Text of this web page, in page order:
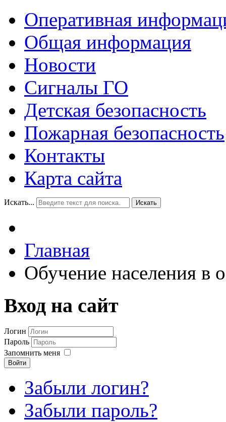
Оперативная
Общая информация
Новости
Сигналы ГО
Детская безопасность
Пожарная безопасность
Контакты
Карта сайта
Искать... Искать
Главная
Обучение населения
Вход на сайт
Логин
Пароль
Запомнить меня
Войти
Забыли логин?
Забыли пароль?